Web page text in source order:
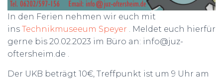
In den Ferien nehmen wir euch mit
ins Technikmuseeum Speyer . Meldet euch hierfür
gerne bis 20.02.2023 im Büro an: info@juz-
oftersheim.de .
Der UKB beträgt 10€, Treffpunkt ist um 9 Uhr am